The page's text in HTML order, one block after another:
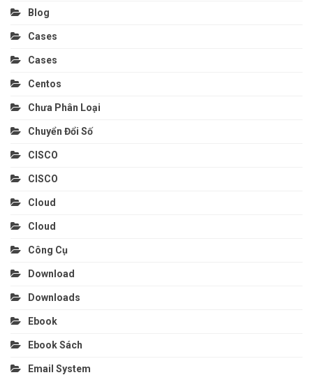
Blog
Cases
Cases
Centos
Chưa Phân Loại
Chuyển Đổi Số
CISCO
CISCO
Cloud
Cloud
Công Cụ
Download
Downloads
Ebook
Ebook Sách
Email System